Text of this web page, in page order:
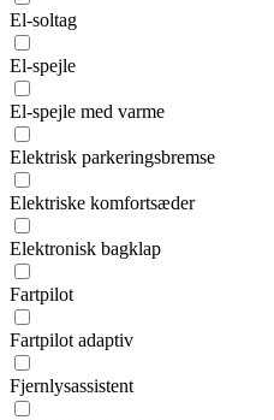
El-soltag
El-spejle
El-spejle med varme
Elektrisk parkeringsbremse
Elektriske komfortsæder
Elektronisk bagklap
Fartpilot
Fartpilot adaptiv
Fjernlysassistent